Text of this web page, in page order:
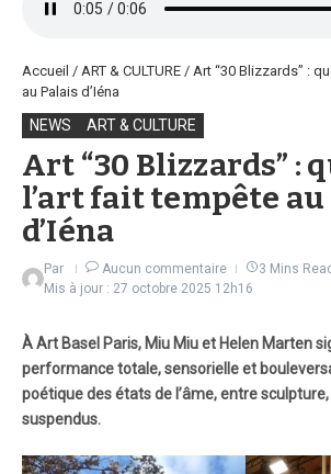
Accueil / ART & CULTURE / Art “30 Blizzards” :
au Palais d’Iéna
NEWS ART & CULTURE
Art “30 Blizzards” :
l’art fait tempête au
d’Iéna
Par Aucun commentaire
3 Mins Read
Mis à jour : 27 octobre 2025 12h16
À Art Basel Paris, Miu Miu et Helen Marten
performance totale, sensorielle et
poétique des états de l’âme, entre
suspendus.